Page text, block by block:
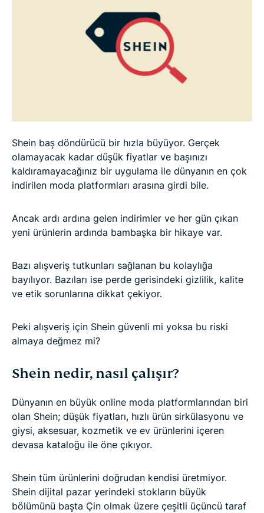
Son karar: Shein’den ürün alınır mı?
Shein baş döndürücü bir hızla büyüyor. Gerçek
olamayacak kadar düşük fiyatlar ve başınızı
kaldıramayacağınız bir uygulama ile dünyanın en çok
indirilen moda platformları arasına girdi bile.
Ancak ardı ardına gelen indirimler ve her gün çıkan
yeni ürünlerin ardında bambaşka bir hikaye var.
Bazı alışveriş tutkunları sağlanan bu kolaylığa
bayılıyor. Bazıları ise perde gerisindeki gizlilik, kalite
ve etik sorunlarına dikkat çekiyor.
Peki alışveriş için Shein güvenli mi yoksa bu riski
almaya değmez mi?
Shein nedir, nasıl çalışır?
Dünyanın en büyük online moda platformlarından biri
olan Shein; düşük fiyatları, hızlı ürün sirkülasyonu ve
giysi, aksesuar, kozmetik ve ev ürünlerini içeren
devasa kataloğu ile öne çıkıyor.
Shein tüm ürünlerini doğrudan kendisi üretmiyor.
Shein dijital pazar yerindeki stokların büyük
bölümünü başta Çin olmak üzere çeşitli üçüncü taraf